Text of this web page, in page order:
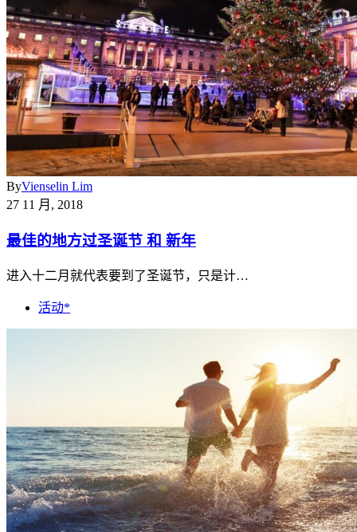
ByVienselin Lim
27 11 月, 2018
最佳的地方过圣诞节 和 新年
进入十二月就代表要到了圣诞节，只是计…
活动*